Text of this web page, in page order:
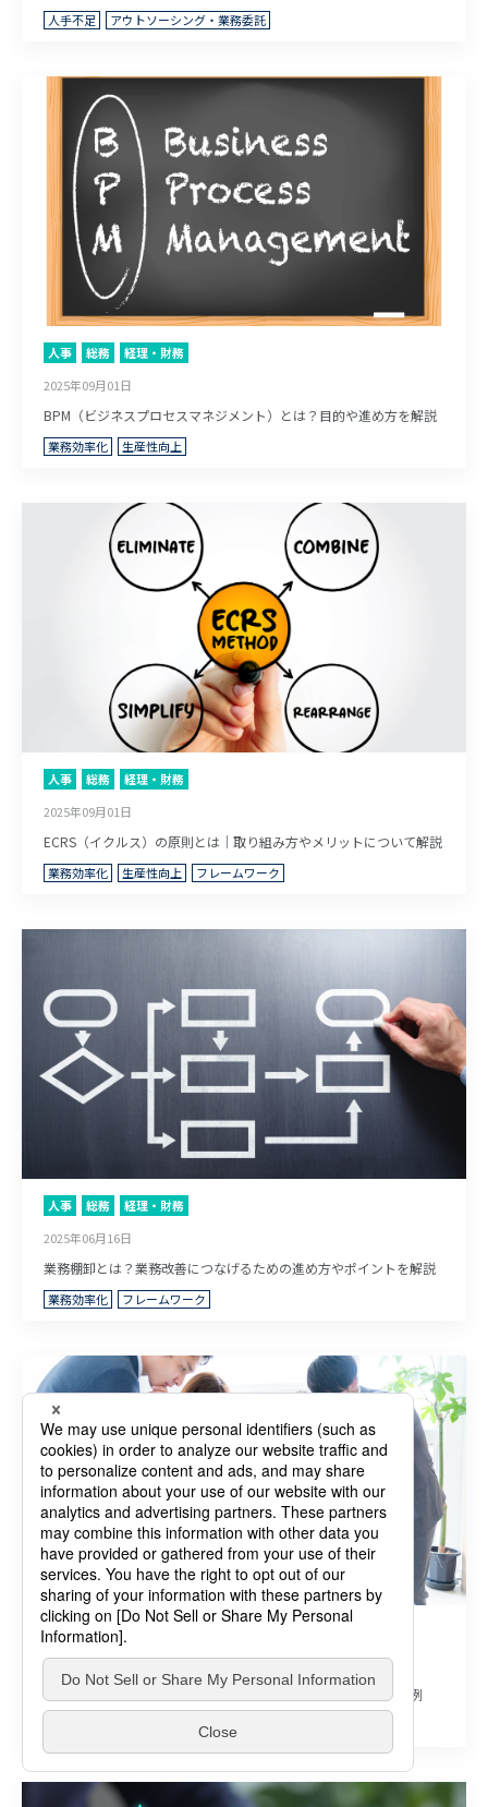
人手不足 アウトソーシング・業務委託
人事 総務
経理・財務
2025年09月01日
BPM（ビジネスプロセスマネジメント）とは？目的や進め方を解説
業務効率化 生産性向上
人事 総務
経理・財務
2025年09月01日
ECRS（イクルス）の原則とは｜取り組み方やメリットについて解説
業務効率化 生産性向上 フレームワーク
人事 総務
経理・財務
2025年06月16日
業務棚卸とは？業務改善につなげるための進め方やポイントを解説
業務効率化 フレームワーク
総務
2025年05月30日
【事例あり】戦略総務とは？あるべき姿や役割、具体的な施策例
アウトソーシング・業務委託